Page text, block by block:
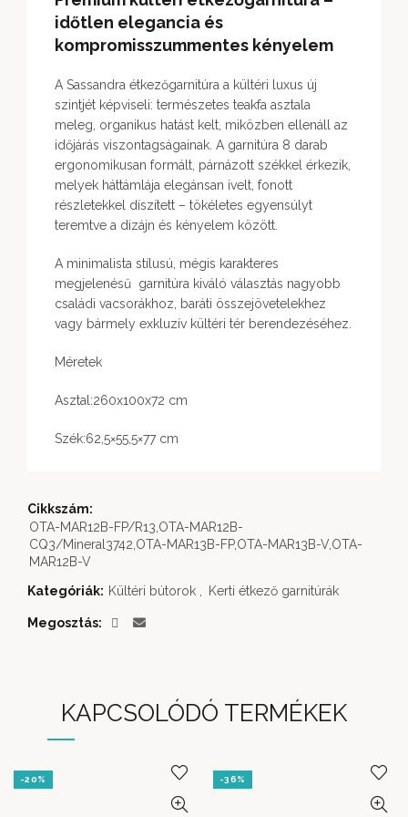
időtlen elegancia és
kompromisszummentes kényelem
A Sassandra étkezőgarnitúra a kültéri luxus új
szintjét képviseli: természetes teakfa asztala
meleg, organikus hatást kelt, miközben ellenáll az
időjárás viszontagságainak. A garnitúra 8 darab
ergonomikusan formált, párnázott székkel érkezik,
melyek háttámlája elegánsan ívelt, fonott
részletekkel díszített – tökéletes egyensúlyt
teremtve a dizájn és kényelem között.
A minimalista stílusú, mégis karakteres
megjelenésű garnitúra kiváló választás nagyobb
családi vacsorákhoz, baráti összejövetelekhez
vagy bármely exkluzív kültéri tér berendezéséhez.
Méretek
Asztal:260x100x72 cm
Szék:62,5×55,5×77 cm
Cikkszám:
OTA-MAR12B-FP/R13,OTA-MAR12B-
CQ3/Mineral3742,OTA-MAR13B-FP,OTA-MAR13B-V,OTA-
MAR12B-V
Kategóriák: Kültéri bútorok Kerti étkező garnitúrák
Megosztás
KAPCSOLÓDÓ TERMÉKEK
-20% -36%